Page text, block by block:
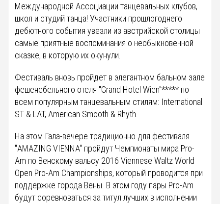
Международной Ассоциации танцевальных клубов,
школ и студий танца! Участники прошлогоднего
дебютного события увезли из австрийской столицы
самые приятные воспоминания о необыкновенной
сказке, в которую их окунули.
Фестиваль вновь пройдет в элегантном бальном зале
фешенебельного отеля "Grand Hotel Wien"***** по
всем популярным танцевальным стилям: International
ST & LAT, American Smooth & Rhyth.
На этом Гала-вечере традиционно для фестиваля
"AMAZING VIENNA" пройдут Чемпионаты мира Pro-
Am по Венскому вальсу 2016 Viennese Waltz World
Open Pro-Am Championships, который проводится при
поддержке города Вены. В этом году пары Pro-Am
будут соревноваться за титул лучших в исполнении